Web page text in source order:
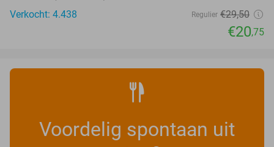
Verkocht: 4.438
Regulier €29,50
€20,75
Voordelig spontaan uit